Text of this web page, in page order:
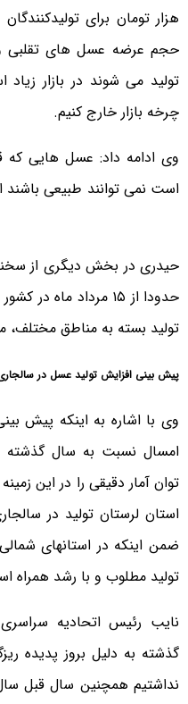
هزار تومان برای
حجم عرضه عسل های تقلبی
تولید می شوند در بازار
چرخه بازار خارج کنیم.
است نمی توانند طبیعی
حیدری در بخش دیگری از
حدودا از ۱۵ مرداد
تولید بسته به مناطق
پیش بینی افزایش تولید عسل در
وی با اشاره به اینکه پیش
امسال نسبت به سال گذشته
توان آمار دقیقی را در این
ضمن اینکه در استانهای
تولید مطلوب و با رشد همراه
نایب رئیس اتحادیه سراسری
گذشته به دلیل بروز پدیده
نداشتیم همچنین سال قبل